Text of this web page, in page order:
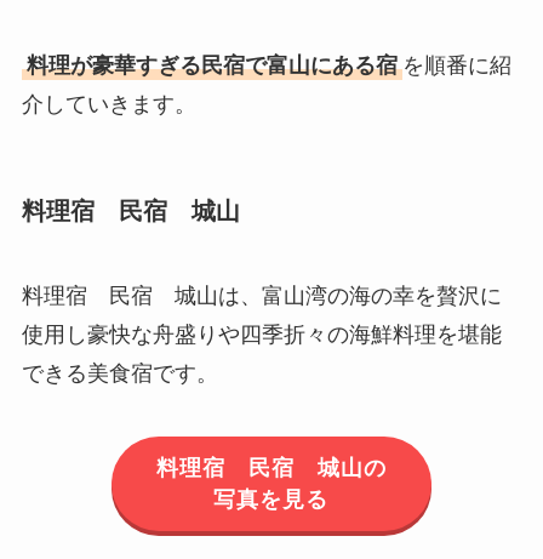
料理が豪華すぎる民宿で富山にある宿 を順番に紹
介していきます。
料理宿 民宿 城山
料理宿 民宿 城山は、富山湾の海の幸を贅沢に
使用し豪快な舟盛りや四季折々の海鮮料理を堪能
できる美食宿です。
料理宿 民宿 城山の
写真を見る